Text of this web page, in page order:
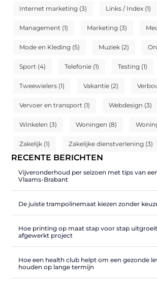
Internet marketing (3) Links / Index (1)
Management (1) Marketing (3)
Mode en Kleding (5) Muziek (2)
Sport (4) Telefonie (1) Testing (1)
Tweewielers (1) Vakantie (2)
Vervoer en transport (1) Webdesign (3)
Winkelen (3) Woningen (8)
Zakelijk (1) Zakelijke dienstverlening (3)
RECENTE BERICHTEN
Vijveronderhoud per seizoen met tips van
Vlaams-Brabant
De juiste trampolinemaat kiezen zonder
Hoe printing op maat stap voor stap
afgewerkt project
Hoe een health club helpt om een gezonde
houden op lange termijn